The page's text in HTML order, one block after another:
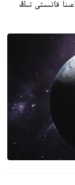
قاتىستى تىڭ